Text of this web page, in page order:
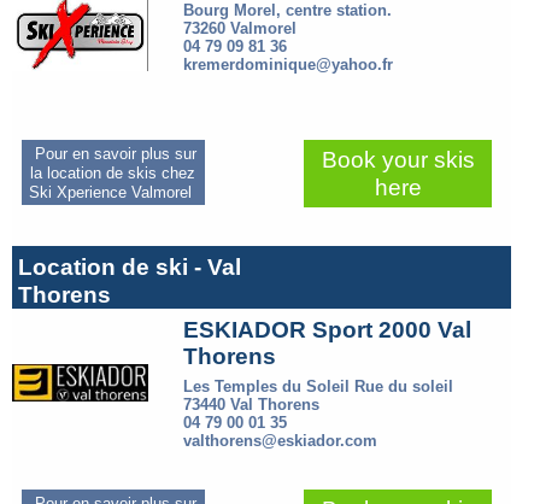
Bourg Morel, centre station.
73260 Valmorel
04 79 09 81 36
kremerdominique@yahoo.fr
Pour en savoir plus sur
la location de skis chez
Ski Xperience Valmorel
Book your skis
here
Location de ski - Val
Thorens
ESKIADOR Sport 2000 Val
Thorens
Les Temples du Soleil Rue du soleil
73440 Val Thorens
04 79 00 01 35
valthorens@eskiador.com